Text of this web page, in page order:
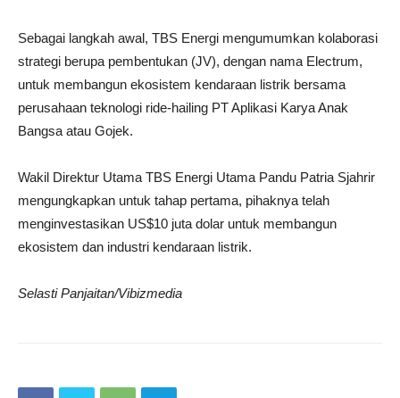
Sebagai langkah awal, TBS Energi mengumumkan kolaborasi
strategi berupa pembentukan (JV), dengan nama Electrum,
untuk membangun ekosistem kendaraan listrik bersama
perusahaan teknologi ride-hailing PT Aplikasi Karya Anak
Bangsa atau Gojek.
Wakil Direktur Utama TBS Energi Utama Pandu Patria Sjahrir
mengungkapkan untuk tahap pertama, pihaknya telah
menginvestasikan US$10 juta dolar untuk membangun
ekosistem dan industri kendaraan listrik.
Selasti Panjaitan/Vibizmedia